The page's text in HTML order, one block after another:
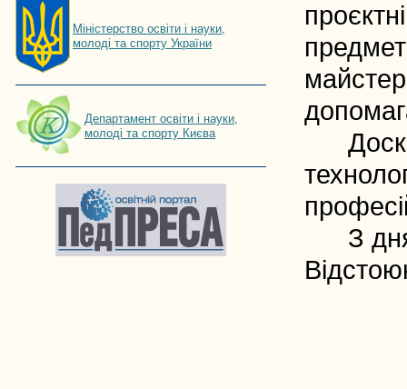
Мiнiстерство освiти і науки,
молоді та спорту України
Департамент освіти і науки,
молоді та спорту Києва
З дня